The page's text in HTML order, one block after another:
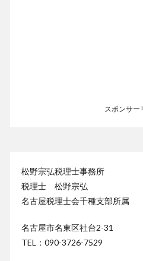
スポンサー
松野宗弘税理士事務所
税理士 松野宗弘
名古屋税理士会千種支部所属
名古屋市名東区社台2-31
TEL：090-3726-7529